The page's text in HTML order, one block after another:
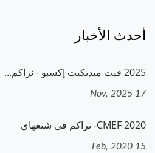
أحدث الأخبار
2025 فيت ميديكيت إكسبو - نراكم...
17 Nov, 2025
2020 CMEF- نراكم في شنغهاي
15 Feb, 2020